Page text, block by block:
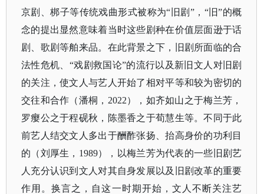
京剧、梆子等传统戏曲形式被称为“旧剧”，“旧”的概
念的提出显然意味着当时这些剧种在价值层面逊于话
剧、歌剧等舶来品。在此背景之下，旧剧所面临的合
法性危机、“戏剧救国论”的流行以及新旧文人对旧剧
的关注，使文人与艺人开始了相对平等和较为密切的
交往和合作（潘桐，2022），如齐如山之于梅兰芳，
罗瘿公之于程砚秋，陈墨香之于荀慧生等。不同于此
前艺人结交文人多出于酬酢张扬、抬高身价的功利目
的（刘厚生，1989），以梅兰芳为代表的一些旧剧艺
人充分认识到文人对其自身发展以及旧剧改革的重要
作用。换言之，自这一时期开始，文人不断关注艺